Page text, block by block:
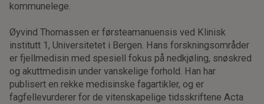
kommunelege.
Øyvind Thomassen er førsteamanuensis ved Klinisk
institutt 1, Universitetet i Bergen. Hans forskningsområder
er fjellmedisin med spesiell fokus på nedkjøling, snøskred
og akuttmedisin under vanskelige forhold. Han har
publisert en rekke medisinske fagartikler, og er
fagfellevurderer for de vitenskapelige tidsskriftene Acta